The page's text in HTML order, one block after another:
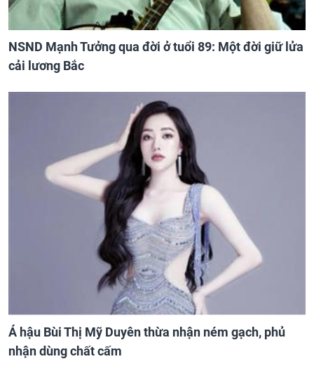
NSND Mạnh Tưởng qua đời ở tuổi 89: Một đời giữ lửa
cải lương Bắc
Á hậu Bùi Thị Mỹ Duyên thừa nhận ném gạch, phủ
nhận dùng chất cấm